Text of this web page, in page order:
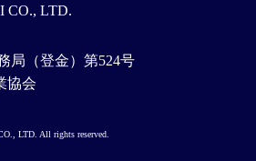
CO., LTD.
局（登金）第524号
協会
LTD. All rights reserved.